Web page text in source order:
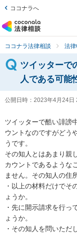
ココナラへ
ココナラ法律相談 法
ツイッターで
人である可能
公開日時： 2023年4月24日
ツイッターで酷い誹謗
ウントなのですがどう
うです。
その知人とはあまり親
カウントであるような
ません。その知人の住
・以上の材料だけでそ
ょうか。
・先に開示請求を行っ
ょうか。
・その知人を問いただ